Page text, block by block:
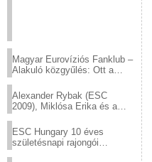
Magyar Eurovíziós Fanklub –
Alakuló közgyűlés: Ott a
Alexander Rybak (ESC
2009), Miklósa Erika és a
sztárjai a Margitszigeten
ESC Hungary 10 éves
születésnapi rajongói